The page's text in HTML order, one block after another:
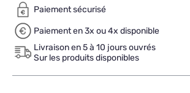
Paiement sécurisé
Paiement en 3x ou 4x disponible
Livraison en 5 à 10 jours ouvrés
Sur les produits disponibles